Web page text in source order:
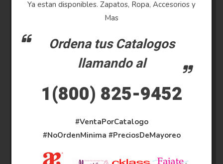
Ya estan disponibles. Zapatos, Ropa, Accesorios y
Mas
Ordena tus Catalogos
llamando al
1(800) 825-9452
#VentaPorCatalogo
#NoOrdenMinima #PreciosDeMayoreo